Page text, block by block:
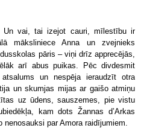
vai, tai izejot cauri, mīlestību ir
māksliniece Anna un zvejnieks
pāris – viņi drīz apprecējās,
arī abus puikas. Pēc divdesmit
un nespēja ieraudzīt otra
un skumjas mijas ar gaišo atmiņu
uz ūdens, sauszemes, pie vistu
kam dots Žannas d’Arkas
par Amora raidījumiem.